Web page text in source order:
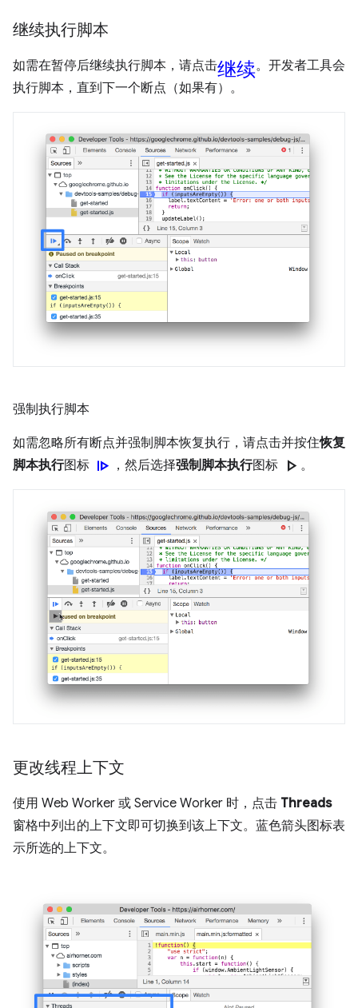
继续执行脚本
如需在暂停后继续执行脚本，请点击继续。开发者工具会
执行脚本，直到下一个断点（如果有）。
强制执行脚本
如需忽略所有断点并强制脚本恢复执行，请点击并按住恢复
脚本执行图标 resume ，然后选择强制脚本执行图标 play_arrow 。
更改线程上下文
使用 Web Worker 或 Service Worker 时，点击 Threads
窗格中列出的上下文即可切换到该上下文。蓝色箭头图标表
示所选的上下文。